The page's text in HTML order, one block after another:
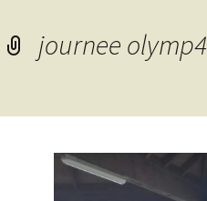
journee olymp4